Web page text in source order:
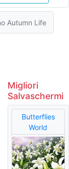
Autumn Life
Migliori
Salvaschermi
Butterflies
World